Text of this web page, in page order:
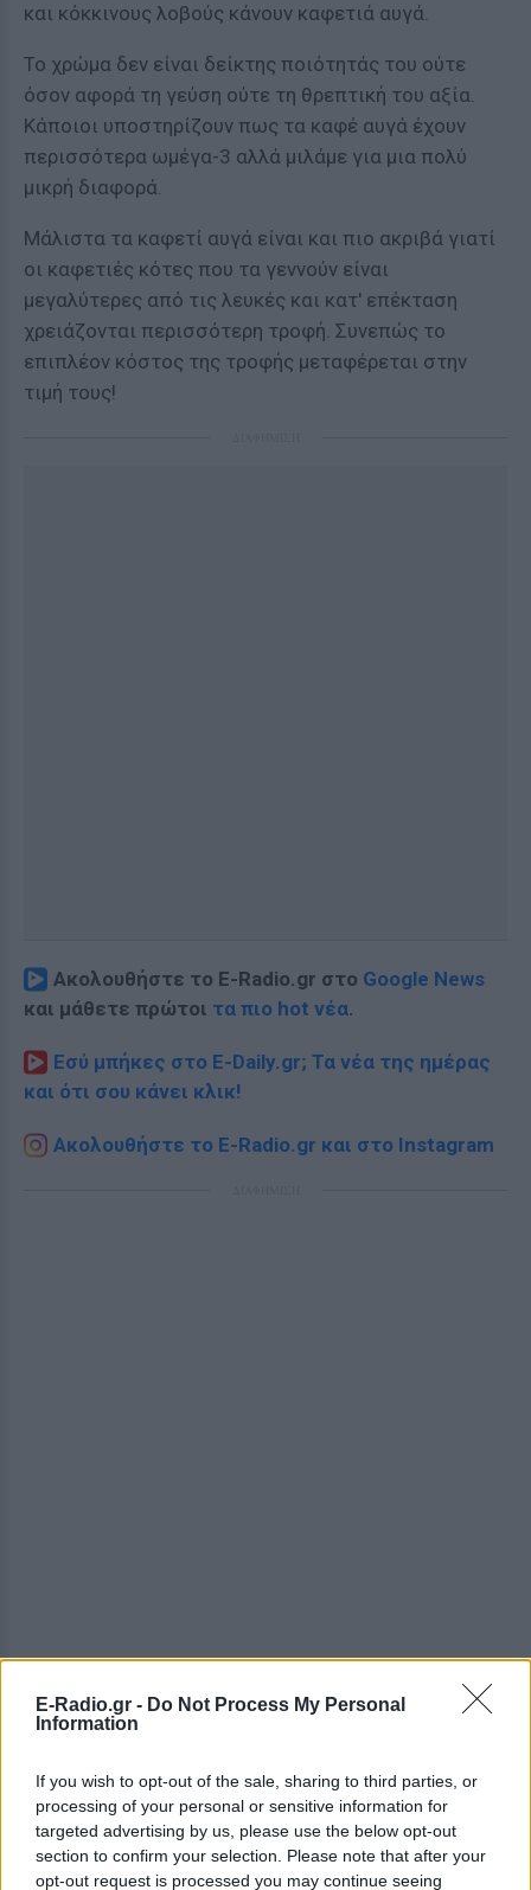
E-Radio.gr - Do Not Process My Personal
Information
If you wish to opt-out of the sale, sharing to third parties, or
processing of your personal or sensitive information for
targeted advertising by us, please use the below opt-out
section to confirm your selection. Please note that after your
opt-out request is processed you may continue seeing
και κόκκινους λοβούς κάνουν καφετιά αυγά.
Το χρώμα δεν είναι δείκτης ποιότητάς του ούτε
όσον αφορά τη γεύση ούτε τη θρεπτική του αξία.
Κάποιοι υποστηρίζουν πως τα καφέ αυγά έχουν
περισσότερα ωμέγα-3 αλλά μιλάμε για μια πολύ
μικρή διαφορά.
Μάλιστα τα καφετί αυγά είναι και πιο ακριβά γιατί
οι καφετιές κότες που τα γεννούν είναι
μεγαλύτερες από τις λευκές και κατ' επέκταση
χρειάζονται περισσότερη τροφή. Συνεπώς το
επιπλέον κόστος της τροφής μεταφέρεται στην
τιμή τους!
Ακολουθήστε το E-Radio.gr στο Google News
και μάθετε πρώτοι τα πιο hot νέα.
Εσύ μπήκες στο E-Daily.gr; Τα νέα της ημέρας
και ότι σου κάνει κλικ!
Ακολουθήστε το E-Radio.gr και στο Instagram
ΣΤΗΝ ΙΔΙΑ ΚΑΤΗΓΟΡΙΑ
Μέσα σε αυτό το σπήλαιο θα